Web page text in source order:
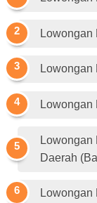
Lowongan
Lowongan
Lowongan
Lowongan
Daerah
Lowongan